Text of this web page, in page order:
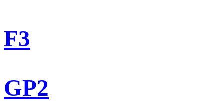
F3
GP2